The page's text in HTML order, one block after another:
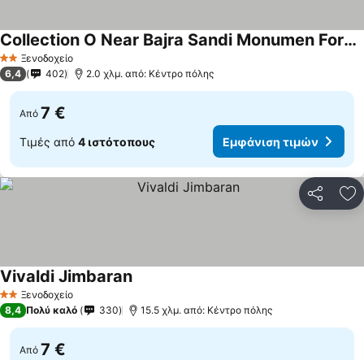
2 ΑστέριαΞενοδοχείο
Collection O Near Bajra Sandi Monumen Formerly Grand Pondok Puri Ayu
6,4 402 2.0 χλμ. από: Κέντρο πόλης
Από 7 €
Τιμές από 4 ιστότοπους Εμφάνιση τιμών
2 ΑστέριαΞενοδοχείο
Vivaldi Jimbaran
8,4 Πολύ καλό 330 15.5 χλμ. από: Κέντρο πόλης
Από 7 €